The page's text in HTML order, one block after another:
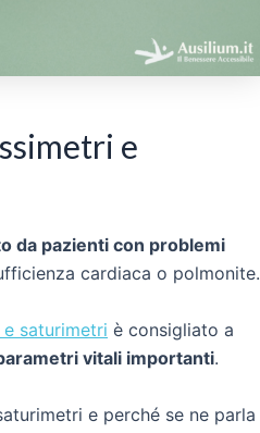
e
da pazienti con problemi
cardiaca o polmonite.
saturimetri è consigliato a
vitali importanti.
e perché se ne parla